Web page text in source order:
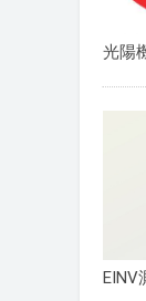
光陽